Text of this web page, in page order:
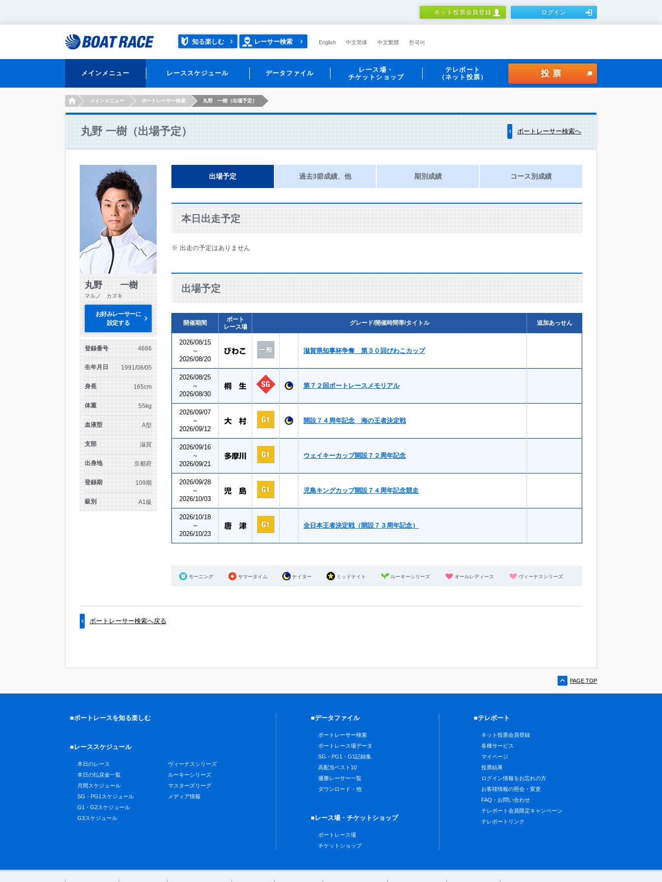
ネット投票会員登録 ログイン
知る楽しむ レーサー検索 English 中文简体 中文繁體 한국어
メインメニュー レーススケジュール データファイル
レース場・
チケットショップ
テレボート
（ネット投票）
投票
HOMEメインメニュー ボートレーサー検索 丸野 一樹（出場予定）
丸野 一樹（出場予定） ボートレーサー検索へ
丸野 一樹
マルノ カズキ
お好みレーサーに
設定する
登録番号 4686
生年月日 1991/08/05
身長 165cm
体重 55kg
血液型 A型
支部 滋賀
出身地 京都府
登録期 109期
級別 A1級
出場予定 過去3節成績、他 期別成績 コース別成績
本日出走予定
※ 出走の予定はありません
出場予定
開催期間
ボート
レース場
グレード/開催時間帯/タイトル 追加あっせん
2026/08/15
～
2026/08/20
滋賀県知事杯争奪 第３０回びわこカップ
2026/08/25
～
2026/08/30
第７２回ボートレースメモリアル
2026/09/07
～
2026/09/12
開設７４周年記念 海の王者決定戦
2026/09/16
～
2026/09/21
ウェイキーカップ開設７２周年記念
2026/09/28
～
2026/10/03
児島キングカップ開設７４周年記念競走
2026/10/18
～
2026/10/23
全日本王者決定戦（開設７３周年記念）
モーニング サマータイム ナイター ミッドナイト ルーキーシリーズ オールレディース ヴィーナスシリーズ
ボートレーサー検索へ戻る
PAGE TOP
■ボートレースを知る楽しむ
■レーススケジュール
本日のレース
本日の払戻金一覧
月間スケジュール
SG・PG1スケジュール
G1・G2スケジュール
G3スケジュール
ヴィーナスシリーズ
ルーキーシリーズ
マスターズリーグ
メディア情報
■データファイル
ボートレーサー検索
ボートレース場データ
SG・PG1・G1記録集
高配当ベスト10
優勝レーサー一覧
ダウンロード・他
■レース場・チケットショップ
ボートレース場
チケットショップ
■テレボート
ネット投票会員登録
各種サービス
マイページ
投票結果
ログイン情報をお忘れの方
お客様情報の照会・変更
FAQ・お問い合わせ
テレボート会員限定キャンペーン
テレボートリンク